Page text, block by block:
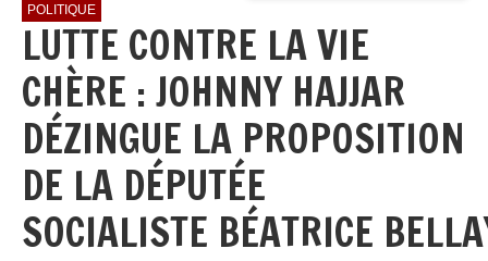
POLITIQUE
LUTTE CONTRE LA VIE
CHÈRE : JOHNNY HAJJAR
DÉZINGUE LA PROPOSITION
DE LA DÉPUTÉE
SOCIALISTE BÉATRICE